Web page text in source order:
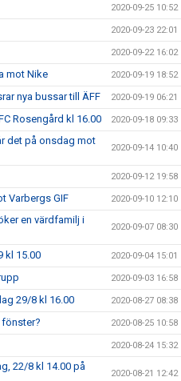
2020-09-25 10:52
2020-09-23 22:01
2020-09-22 16:02
mot Nike 2020-09-19 18:52
nya bussar till ÄFF 2020-09-19 06:21
Rosengård kl 16.00 2020-09-18 09:33
det på onsdag mot
2020-09-14 10:40
2020-09-12 19:58
Varbergs GIF 2020-09-10 12:10
en värdfamilj i
2020-09-07 08:30
kl 15.00 2020-09-04 15:01
2020-09-03 16:58
29/8 kl 16.00 2020-08-27 08:38
fönster? 2020-08-25 10:58
2020-08-24 15:32
22/8 kl 14.00 på
2020-08-21 12:42